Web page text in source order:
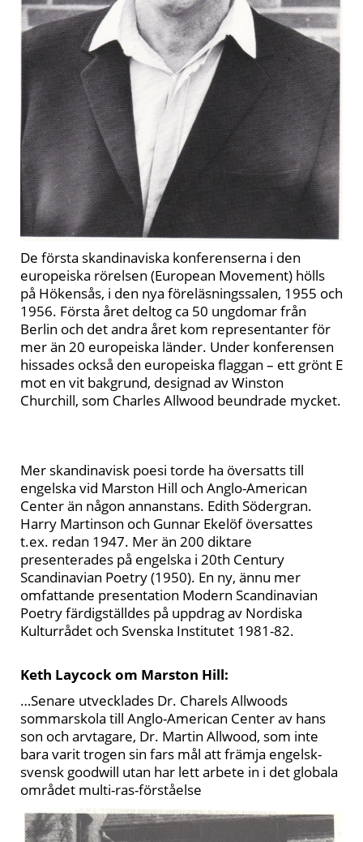
De första skandinaviska konferenserna i den
europeiska rörelsen (European Movement) hölls
på Hökensås, i den nya föreläsningssalen, 1955 och
1956. Första året deltog ca 50 ungdomar från
Berlin och det andra året kom representanter för
mer än 20 europeiska länder. Under konferensen
hissades också den europeiska flaggan – ett grönt E
mot en vit bakgrund, designad av Winston
Churchill, som Charles Allwood beundrade mycket.
Mer skandinavisk poesi torde ha översatts till
engelska vid Marston Hill och Anglo-American
Center än någon annanstans. Edith Södergran.
Harry Martinson och Gunnar Ekelöf översattes
t.ex. redan 1947. Mer än 200 diktare
presenterades på engelska i 20th Century
Scandinavian Poetry (1950). En ny, ännu mer
omfattande presentation Modern Scandinavian
Poetry färdigställdes på uppdrag av Nordiska
Kulturrådet och Svenska Institutet 1981-82.
Keth Laycock om Marston Hill:
…Senare utvecklades Dr. Charels Allwoods
sommarskola till Anglo-American Center av hans
son och arvtagare, Dr. Martin Allwood, som inte
bara varit trogen sin fars mål att främja engelsk-
svensk goodwill utan har lett arbete in i det globala
området multi-ras-förståelse